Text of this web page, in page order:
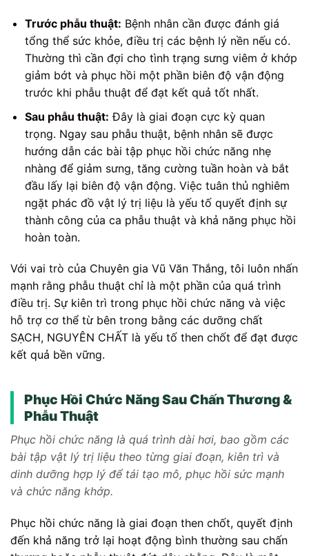
Trước phẫu thuật: Bệnh nhân cần được đánh giá
tổng thể sức khỏe, điều trị các bệnh lý nền nếu có.
Thường thì cần đợi cho tình trạng sưng viêm ở khớp
giảm bớt và phục hồi một phần biên độ vận động
trước khi phẫu thuật để đạt kết quả tốt nhất.
Sau phẫu thuật: Đây là giai đoạn cực kỳ quan
trọng. Ngay sau phẫu thuật, bệnh nhân sẽ được
hướng dẫn các bài tập phục hồi chức năng nhẹ
nhàng để giảm sưng, tăng cường tuần hoàn và bắt
đầu lấy lại biên độ vận động. Việc tuân thủ nghiêm
ngặt phác đồ vật lý trị liệu là yếu tố quyết định sự
thành công của ca phẫu thuật và khả năng phục hồi
hoàn toàn.
Với vai trò của Chuyên gia Vũ Văn Thắng, tôi luôn nhấn
mạnh rằng phẫu thuật chỉ là một phần của quá trình
điều trị. Sự kiên trì trong phục hồi chức năng và việc
hỗ trợ cơ thể từ bên trong bằng các dưỡng chất
SẠCH, NGUYÊN CHẤT là yếu tố then chốt để đạt được
kết quả bền vững.
Phục Hồi Chức Năng Sau Chấn Thương &
Phẫu Thuật
Phục hồi chức năng là quá trình dài hơi, bao gồm các
bài tập vật lý trị liệu theo từng giai đoạn, kiên trì và
dinh dưỡng hợp lý để tái tạo mô, phục hồi sức mạnh
và chức năng khớp.
Phục hồi chức năng là giai đoạn then chốt, quyết định
đến khả năng trở lại hoạt động bình thường sau chấn